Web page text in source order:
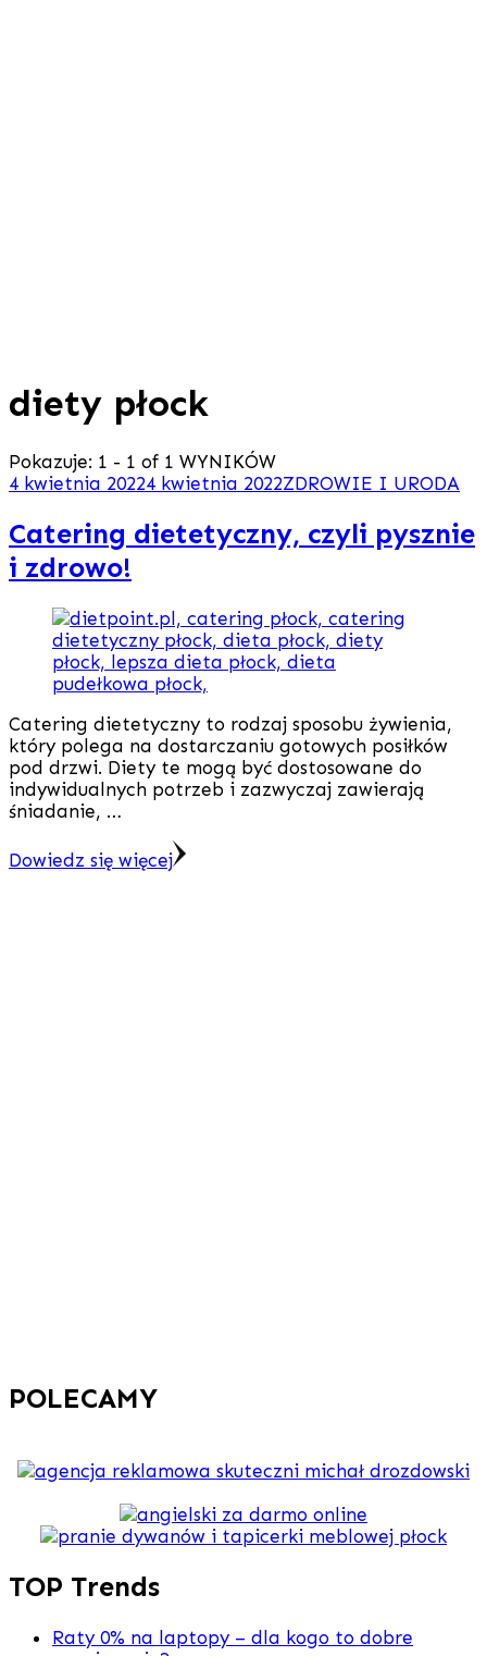
diety płock
Pokazuje: 1 - 1 of 1 WYNIKÓW
4 kwietnia 20224 kwietnia 2022ZDROWIE I URODA
Catering dietetyczny, czyli pysznie
i zdrowo!
Catering dietetyczny to rodzaj sposobu żywienia,
który polega na dostarczaniu gotowych posiłków
pod drzwi. Diety te mogą być dostosowane do
indywidualnych potrzeb i zazwyczaj zawierają
śniadanie, …
Dowiedz się więcej
POLECAMY
TOP Trends
Raty 0% na laptopy – dla kogo to dobre